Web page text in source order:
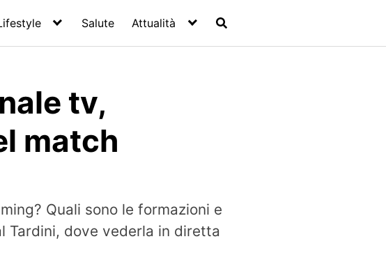
Salute Attualità
tv,
match
Quali sono le formazioni e
Tardini, dove vederla in diretta